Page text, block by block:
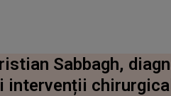
Sabbagh,
intervenții